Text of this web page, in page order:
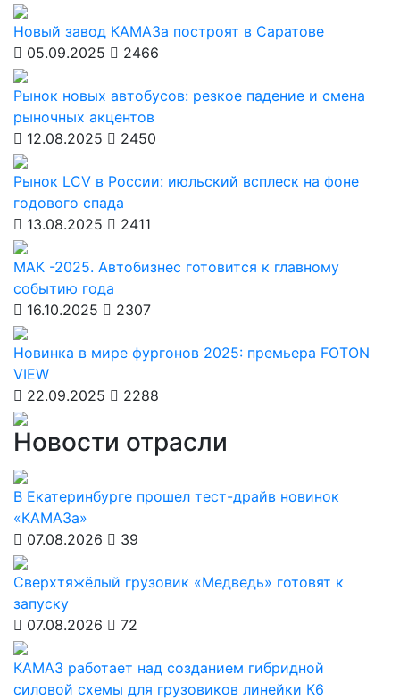
Новый завод КАМАЗа построят в Саратове
05.09.2025
2466
Рынок новых автобусов: резкое падение и смена
рыночных акцентов
12.08.2025
2450
Рынок LCV в России: июльский всплеск на фоне
годового спада
13.08.2025
2411
МАК -2025. Автобизнес готовится к главному
событию года
16.10.2025
2307
Новинка в мире фургонов 2025: премьера FOTON
VIEW
22.09.2025
2288
Новости отрасли
В Екатеринбурге прошел тест-драйв новинок
«КАМАЗа»
07.08.2026
39
Сверхтяжёлый грузовик «Медведь» готовят к
запуску
07.08.2026
72
КАМАЗ работает над созданием гибридной
силовой схемы для грузовиков линейки К6